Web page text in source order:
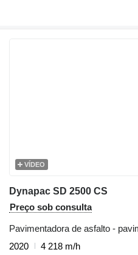
VÍDEO
Dynapac SD 2500 CS
Preço sob consulta
Pavimentadora de asfalto -
2020
4 218 m/h